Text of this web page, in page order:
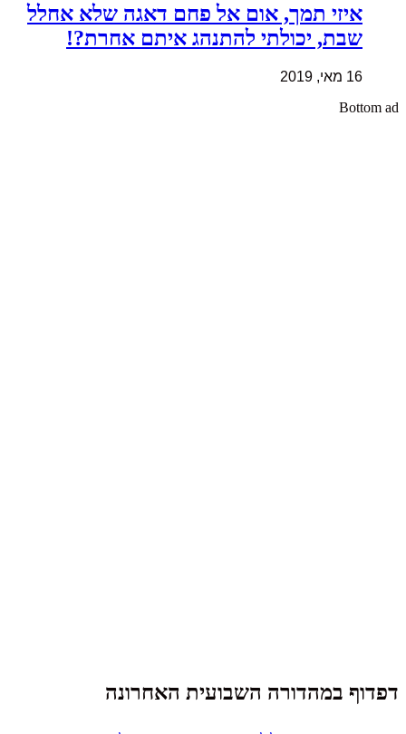
איזי תמך, אום אל פחם דאגה שלא אחלל
שבת, יכולתי להתנהג איתם אחרת?!
16 מאי, 2019
Bottom ad
דפדוף במהדורה השבועית האחרונה